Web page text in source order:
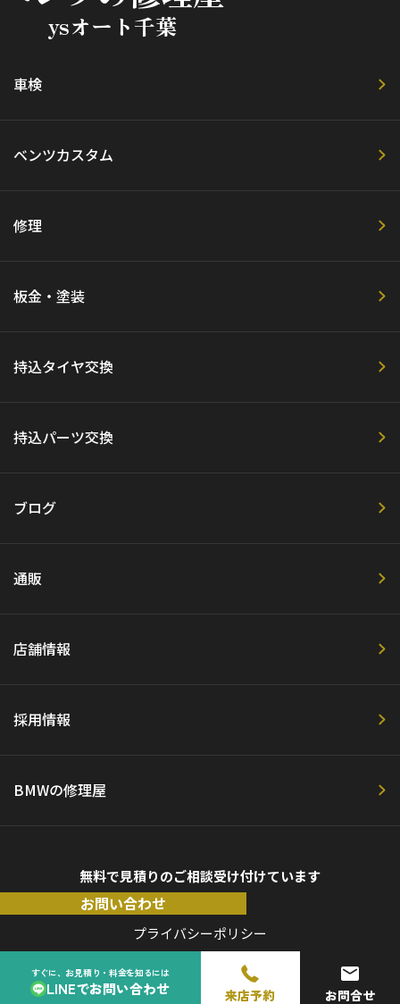
すぐに、お見積り・料金を知るには
LINEでお問い合わせ 来店予約 お問合せ
ysオート千葉
車検
ベンツカスタム
修理
板金・塗装
持込タイヤ交換
持込パーツ交換
ブログ
通販
店舗情報
採用情報
BMWの修理屋
無料で見積りのご相談受け付けています
お問い合わせ
プライバシーポリシー